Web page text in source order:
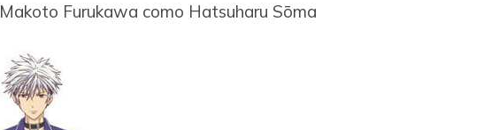
Makoto Furukawa como Hatsuharu Sōma